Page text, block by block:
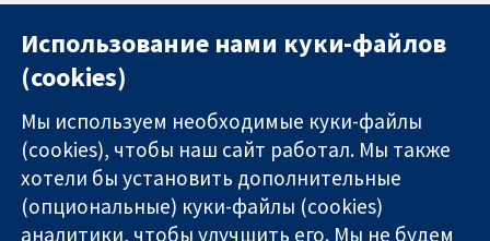
Использование нами куки-файлов
(cookies)
Мы используем необходимые куки-файлы
(cookies), чтобы наш сайт работал. Мы также
хотели бы установить дополнительные
(опциональные) куки-файлы (cookies)
аналитики, чтобы улучшить его. Мы не будем